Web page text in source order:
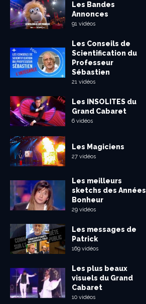
Les Bandes
Annonces
91 vidéos
Les Conseils de
Scientification du
Professeur
Sébastien
21 vidéos
Les INSOLITES du
Grand Cabaret
6 vidéos
Les Magiciens
27 vidéos
Les meilleurs
sketchs des Années
Bonheur
29 vidéos
Les messages de
Patrick
169 vidéos
Les plus beaux
visuels du Grand
Cabaret
10 vidéos